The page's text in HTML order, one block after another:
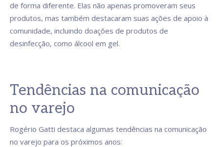
de forma diferente. Elas não apenas promoveram seus
produtos, mas também destacaram suas ações de apoio à
comunidade, incluindo doações de produtos de
desinfecção, como álcool em gel.
Tendências na comunicação
no varejo
Rogério Gatti destaca algumas tendências na comunicação
no varejo para os próximos anos: